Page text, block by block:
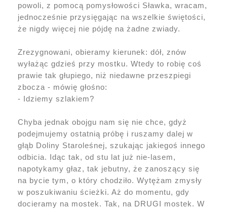
powoli, z pomocą pomysłowości Sławka, wracam,
jednocześnie przysięgając na wszelkie świętości,
że nigdy więcej nie pójdę na żadne zwiady.
Zrezygnowani, obieramy kierunek: dół, znów
wyłażąc gdzieś przy mostku. Wtedy to robię coś
prawie tak głupiego, niż niedawne przeszpiegi
zbocza - mówię głośno:
- Idziemy szlakiem?
Chyba jednak obojgu nam się nie chce, gdyż
podejmujemy ostatnią próbę i ruszamy dalej w
głąb Doliny Staroleśnej, szukając jakiegoś innego
odbicia. Idąc tak, od stu lat już nie-lasem,
napotykamy głaz, tak jebutny, że zanoszący się
na bycie tym, o który chodziło. Wytężam zmysły
w poszukiwaniu ścieżki. Aż do momentu, gdy
docieramy na mostek. Tak, na DRUGI mostek. W